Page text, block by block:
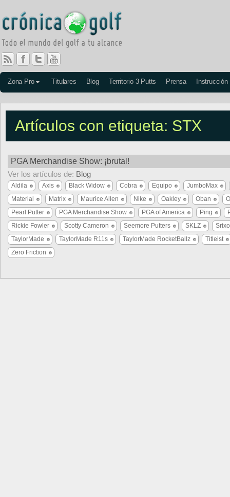
Zona Pro Titulares Blog Territorio 3 Putts Prensa Instrucción
Artículos con etiqueta: STX
PGA Merchandise Show: ¡brutal!
Ver los artículos de: Blog
Aldila Axis Black Widow Cobra Equipo
JumboMax
Material
Matrix Maurice Allen Nike Oakley Oban
Pearl Putter
PGA Merchandise Show PGA of America Ping
Rickie Fowler
Scotty Cameron Seemore Putters SKLZ
TaylorMade
TaylorMade R11s TaylorMade RocketBallz
Titleist
Zero Friction